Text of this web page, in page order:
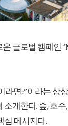
글로벌 캠페인
면?’이라는 상
개한다. 숲, 호
심 메시지다.